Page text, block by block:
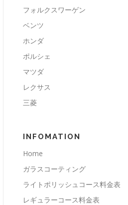
フォルクスワーゲン
ベンツ
ホンダ
ポルシェ
マツダ
レクサス
三菱
INFOMATION
Home
ガラスコーティング
ライトポリッシュコース料金表
レギュラーコース料金表